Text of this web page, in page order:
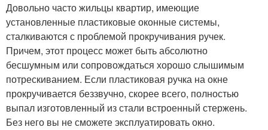
Довольно часто жильцы квартир, имеющие
установленные пластиковые оконные системы,
сталкиваются с проблемой прокручивания ручек.
Причем, этот процесс может быть абсолютно
бесшумным или сопровождаться хорошо слышимым
потрескиванием. Если пластиковая ручка на окне
прокручивается беззвучно, скорее всего, полностью
выпал изготовленный из стали встроенный стержень.
Без него вы не сможете эксплуатировать окно.